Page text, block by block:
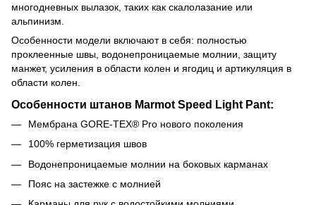
многодневных вылазок, таких как скалолазание или
альпинизм.
Особенности модели включают в себя: полностью
проклеенные швы, водонепроницаемые молнии, защиту
манжет, усиления в области колен и ягодиц и артикуляция в
области колен.
Особенности штанов Marmot Speed Light Pant:
Мембрана GORE-TEX® Pro нового поколения
100% герметизация швов
Водонепроницаемые молнии на боковых карманах
Пояс на застежке с молнией